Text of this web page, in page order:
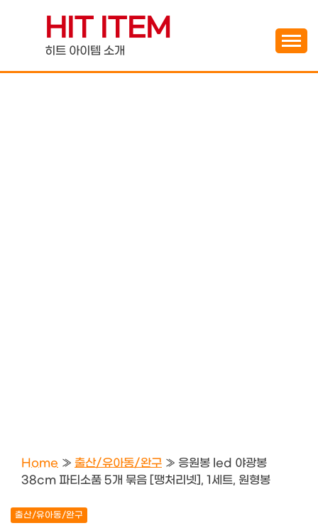
contentHIT ITEM
히트 아이템 소개
Home » 출산/유아동/완구 » 응원봉 led 야광봉
38cm 파티소품 5개 묶음 [땡처리넷], 1세트, 원형봉
출산/유아동/완구